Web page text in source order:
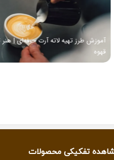
لاته آرت حرفه‌ای | هنر ترکیب شیر و
تفکیکی محصولات